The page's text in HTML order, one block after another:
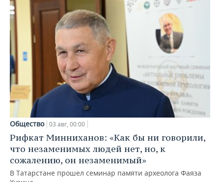
Общество 03 авг, 00:00
Рифкат Минниханов: «Как бы ни говорили,
что незаменимых людей нет, но, к
сожалению, он незаменимый»
В Татарстане прошел семинар памяти археолога Фаяза